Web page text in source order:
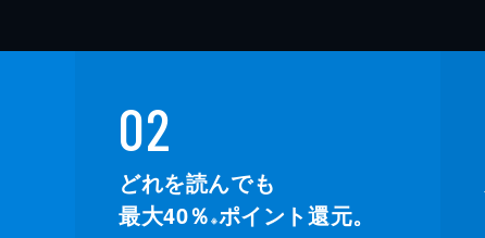
02
どれを読んでも
最大40％ ※ポイント還元。